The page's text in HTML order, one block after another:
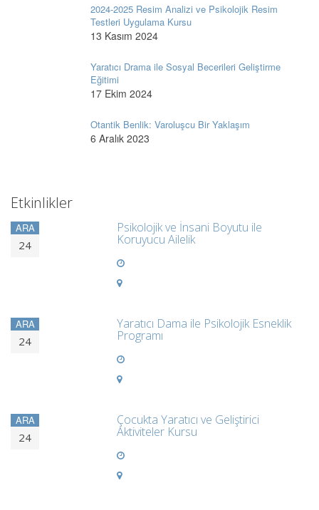
2024-2025 Resim Analizi ve Psikolojik Resim
Testleri Uygulama Kursu
13 Kasım 2024
Yaratıcı Drama ile Sosyal Becerileri Geliştirme
Eğitimi
17 Ekim 2024
Otantik Benlik: Varoluşcu Bir Yaklaşım
6 Aralık 2023
Etkinlikler
ARA
24
Psikolojik ve İnsani Boyutu ile
Koruyucu Ailelik
ARA
24
Yaratıcı Dama ile Psikolojik Esneklik
Programı
ARA
24
Çocukta Yaratıcı ve Geliştirici
Aktiviteler Kursu